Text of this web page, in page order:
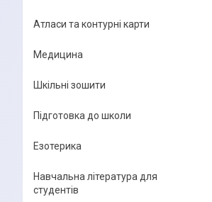
Атласи та контурні карти
Медицина
Шкільні зошити
Підготовка до школи
Езотерика
Навчальна література для
студентів